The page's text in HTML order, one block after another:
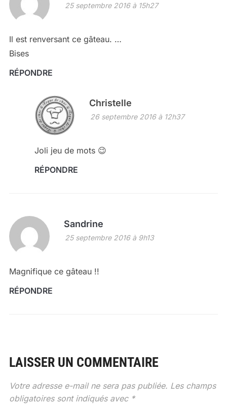
25 septembre 2016 à 15h27
Il est renversant ce gâteau. …
Bises
RÉPONDRE
Christelle
26 septembre 2016 à 12h37
Joli jeu de mots 😉
RÉPONDRE
Sandrine
25 septembre 2016 à 9h13
Magnifique ce gâteau !!
RÉPONDRE
LAISSER UN COMMENTAIRE
Votre adresse e-mail ne sera pas publiée. Les champs
obligatoires sont indiqués avec *